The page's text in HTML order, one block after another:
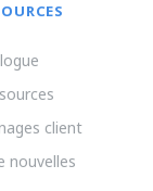
client
nouvelles